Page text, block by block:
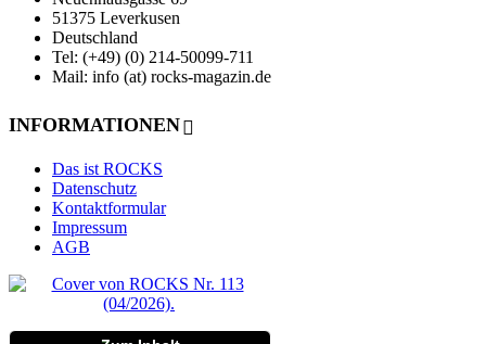
51375 Leverkusen
Deutschland
Tel: (+49) (0) 214-50099-711
Mail: info (at) rocks-magazin.de
INFORMATIONEN
Das ist ROCKS
Datenschutz
Kontaktformular
Impressum
AGB